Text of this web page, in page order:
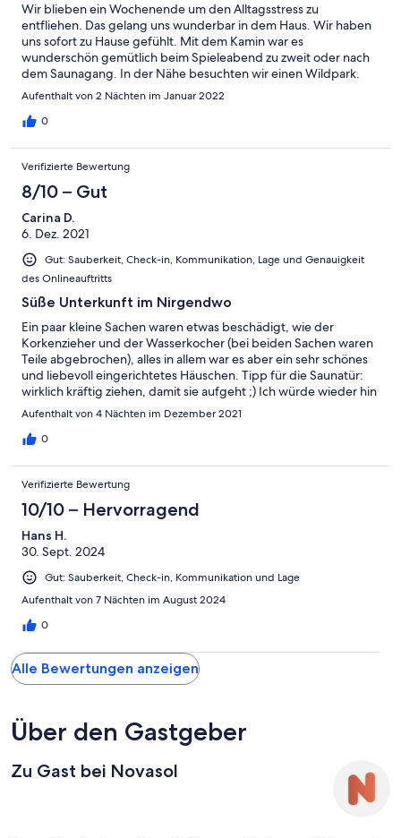
Wir blieben ein Wochenende um den Alltagsstress zu
entfliehen. Das gelang uns wunderbar in dem Haus. Wir haben
uns sofort zu Hause gefühlt. Mit dem Kamin war es
wunderschön gemütlich beim Spieleabend zu zweit oder nach
dem Saunagang. In der Nähe besuchten wir einen Wildpark.
Wie würden jederzeit wiederkommen.
Aufenthalt von 2 Nächten im Januar 2022
0
Verifizierte Bewertung
8/10 – Gut
Carina D.
6. Dez. 2021
Gut: Sauberkeit, Check-in, Kommunikation, Lage und Genauigkeit
des Onlineauftritts
Süße Unterkunft im Nirgendwo
Ein paar kleine Sachen waren etwas beschädigt, wie der
Korkenzieher und der Wasserkocher (bei beiden Sachen waren
Teile abgebrochen), alles in allem war es aber ein sehr schönes
und liebevoll eingerichtetes Häuschen. Tipp für die Saunatür:
wirklich kräftig ziehen, damit sie aufgeht ;) Ich würde wieder hin
fahren!
Aufenthalt von 4 Nächten im Dezember 2021
0
Verifizierte Bewertung
10/10 – Hervorragend
Hans H.
30. Sept. 2024
Gut: Sauberkeit, Check-in, Kommunikation und Lage
Aufenthalt von 7 Nächten im August 2024
0
Alle Bewertungen anzeigen
Über den Gastgeber
Zu Gast bei Novasol